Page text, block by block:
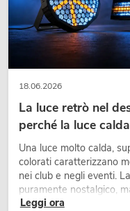
18.06.2026
La luce retrò nel
perché la luce
Una luce molto calda,
colorati caratterizzano
nei club e negli eventi.
puramente nostalgico,
in modo consapevole:
Leggi ora